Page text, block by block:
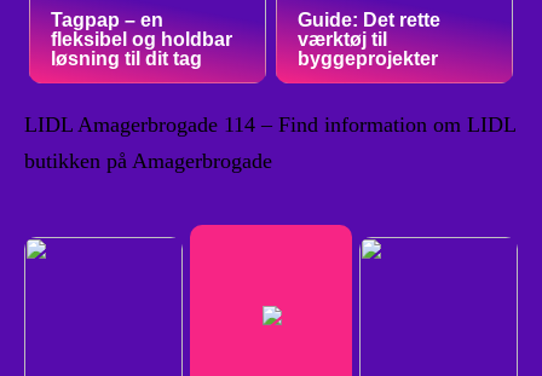
Tagpap – en
fleksibel og holdbar
løsning til dit tag
Guide: Det rette
værktøj til
byggeprojekter
LIDL Amagerbrogade 114 – Find information om LIDL
butikken på Amagerbrogade